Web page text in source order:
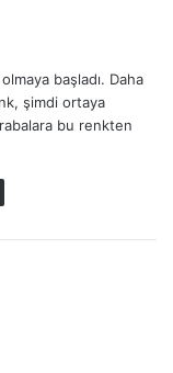
başladı. Daha
şimdi ortaya
bu renkten